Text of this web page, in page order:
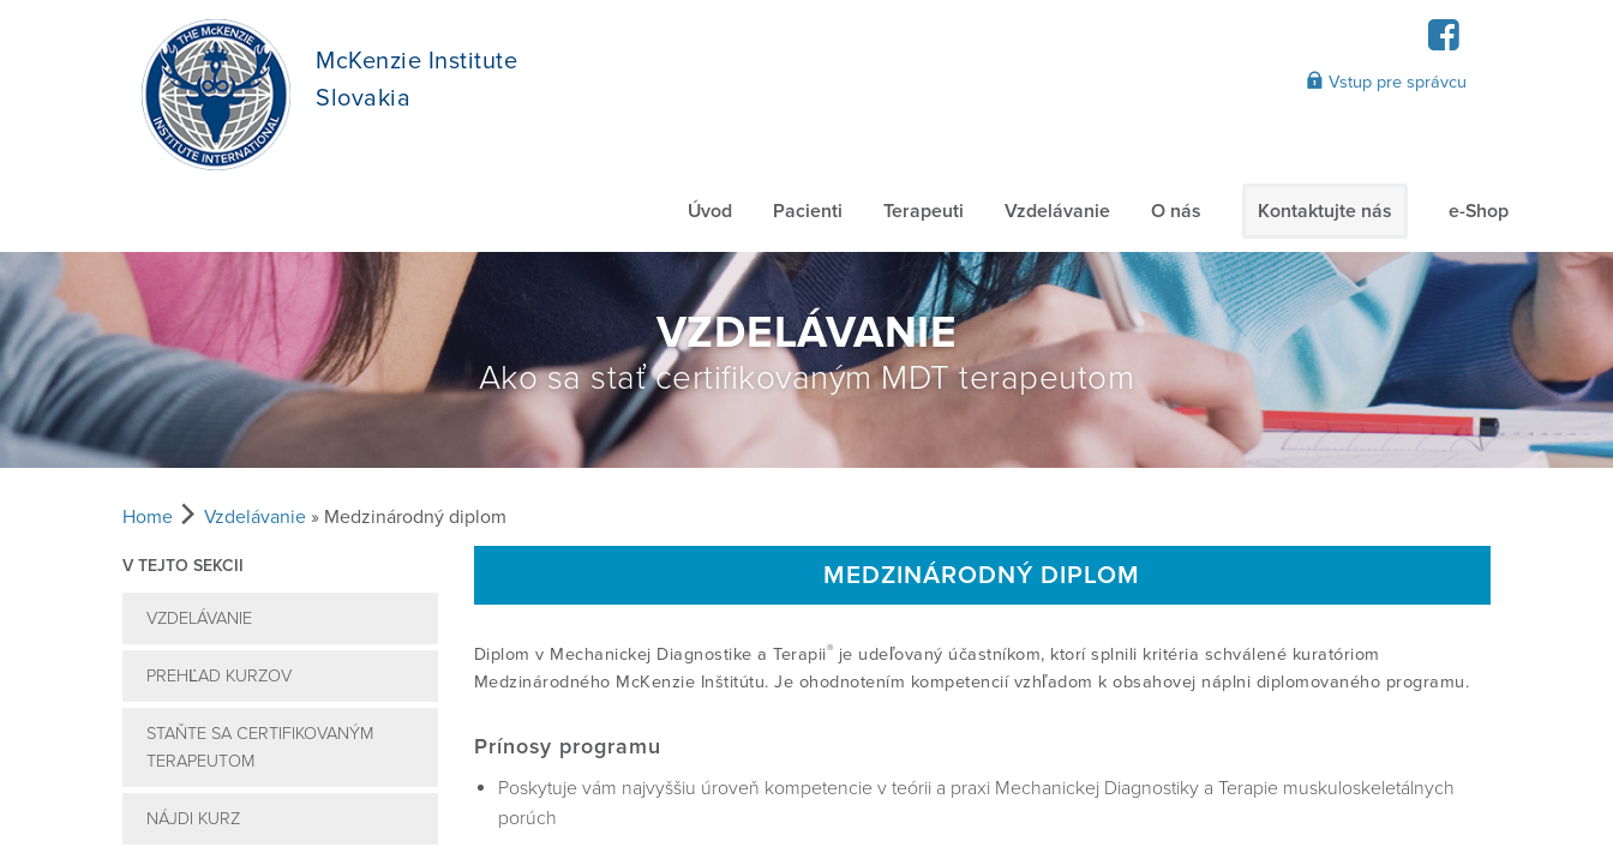
McKenzie Institute
Slovakia
Úvod Pacienti Terapeuti Vzdelávanie O nás Kontaktujte nás e-Shop
Vstup pre správcu
VZDELÁVANIE
Ako sa stať certifikovaným MDT terapeutom
Home Vzdelávanie » Medzinárodný diplom
V TEJTO SEKCII
VZDELÁVANIE
PREHĽAD KURZOV
STAŇTE SA CERTIFIKOVANÝM
TERAPEUTOM
NÁJDI KURZ
MEDZINÁRODNÝ DIPLOM
Diplom v Mechanickej Diagnostike a Terapii® je udeľovaný účastníkom, ktorí splnili kritéria schválené kuratóriom
Medzinárodného McKenzie Inštitútu. Je ohodnotením kompetencií vzhľadom k obsahovej náplni diplomovaného programu.
Prínosy programu
Poskytuje vám najvyššiu úroveň kompetencie v teórii a praxi Mechanickej Diagnostiky a Terapie muskuloskeletálnych
porúch